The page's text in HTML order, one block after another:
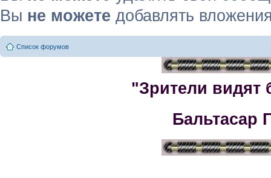
Вы не можете добавлять
Список форумов
"Зрители видят
Бальтасар